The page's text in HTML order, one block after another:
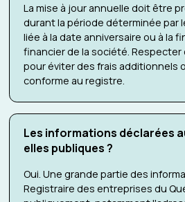
La mise à jour annuelle doit être
durant la période déterminée par
liée à la date anniversaire ou à la
financier de la société.
pour éviter des frais additionnels
conforme au registre.
Les informations déclarées
elles publiques ?
Oui. Une grande partie des
Registraire des entreprises du